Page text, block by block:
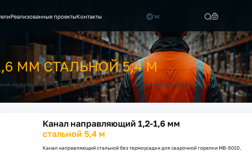
Реализованные проектыКонтакты
ММ СТАЛЬНОЙ 5,4 М
материалы горелок для полуавтоматов (MIG) / Направляющие стальные каналы для проволоки
Канал направляющий 1,2-1,6 мм
стальной 5,4 м
Канал направляющий стальной без термоусадки для сварочной горелки MB-501D.